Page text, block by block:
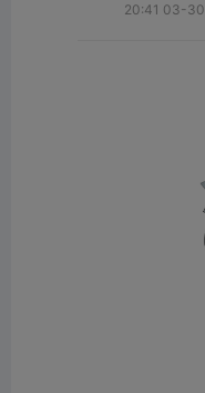
20:41 03-30